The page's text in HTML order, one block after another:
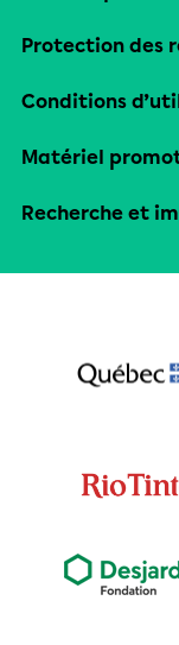
Protection des
Conditions
Matériel
Recherche et